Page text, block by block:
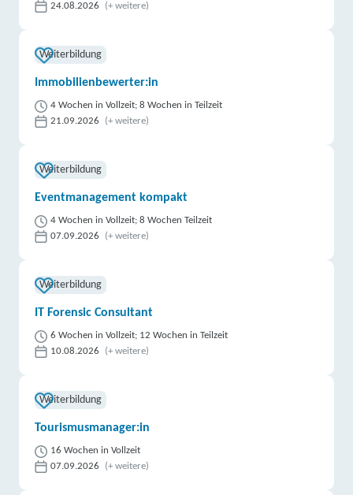
24.08.2026
(+ weitere)
Weiterbildung
Immobilienbewerter:in
4 Wochen in Vollzeit; 8 Wochen in Teilzeit
21.09.2026
(+ weitere)
Weiterbildung
Eventmanagement kompakt
4 Wochen in Vollzeit; 8 Wochen Teilzeit
07.09.2026
(+ weitere)
Weiterbildung
IT Forensic Consultant
6 Wochen in Vollzeit; 12 Wochen in Teilzeit
10.08.2026
(+ weitere)
Weiterbildung
Tourismusmanager:in
16 Wochen in Vollzeit
07.09.2026
(+ weitere)